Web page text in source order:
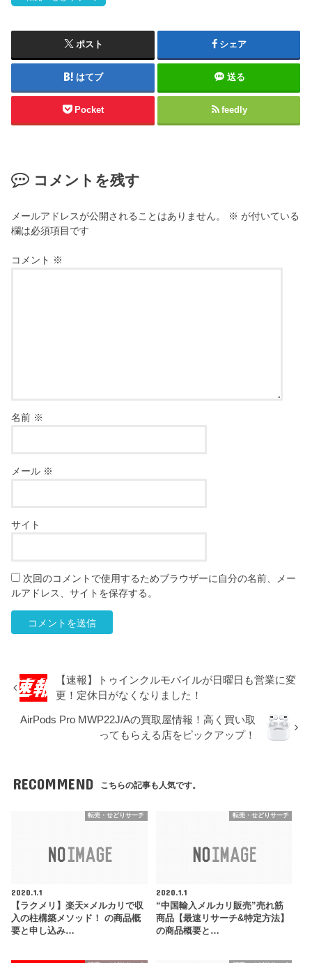
ポスト シェア
はてブ 送る
Pocket feedly
コメントを残す
メールアドレスが公開されることはありません。 ※ が付いている
欄は必須項目です
コメント ※
名前 ※
メール ※
サイト
次回のコメントで使用するためブラウザーに自分の名前、メー
ルアドレス、サイトを保存する。
【速報】トゥインクルモバイルが日曜日も営業に変
更！定休日がなくなりました！
AirPods Pro MWP22J/Aの買取屋情報！高く買い取
ってもらえる店をピックアップ！
RECOMMEND こちらの記事も人気です。
転売・せどりサーチ
2020.1.1
【ラクメリ】楽天×メルカリで収
入の柱構築メソッド！ の商品概
要と申し込み…
転売・せどりサーチ
2020.1.1
“中国輸入メルカリ販売”売れ筋
商品【最速リサーチ&特定方法】
の商品概要と…